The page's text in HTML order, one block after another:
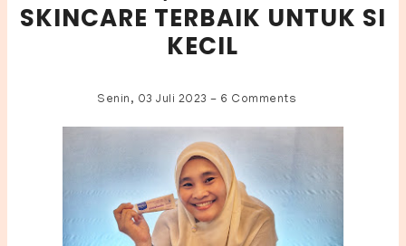
SKINCARE TERBAIK UNTUK SI
KECIL
Senin, 03 Juli 2023- 6 Comments